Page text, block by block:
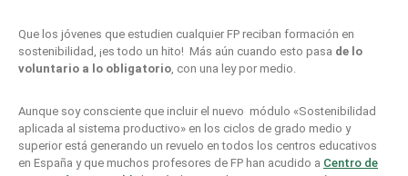
Que los jóvenes que estudien cualquier FP reciban formación en
sostenibilidad, ¡es todo un hito! Más aún cuando esto pasa de lo
voluntario a lo obligatorio , con una ley por medio.
Aunque soy consciente que incluir el nuevo módulo «Sostenibilidad
aplicada al sistema productivo» en los ciclos de grado medio y
superior está generando un revuelo en todos los centros educativos
en España y que muchos profesores de FP han acudido a Centro de